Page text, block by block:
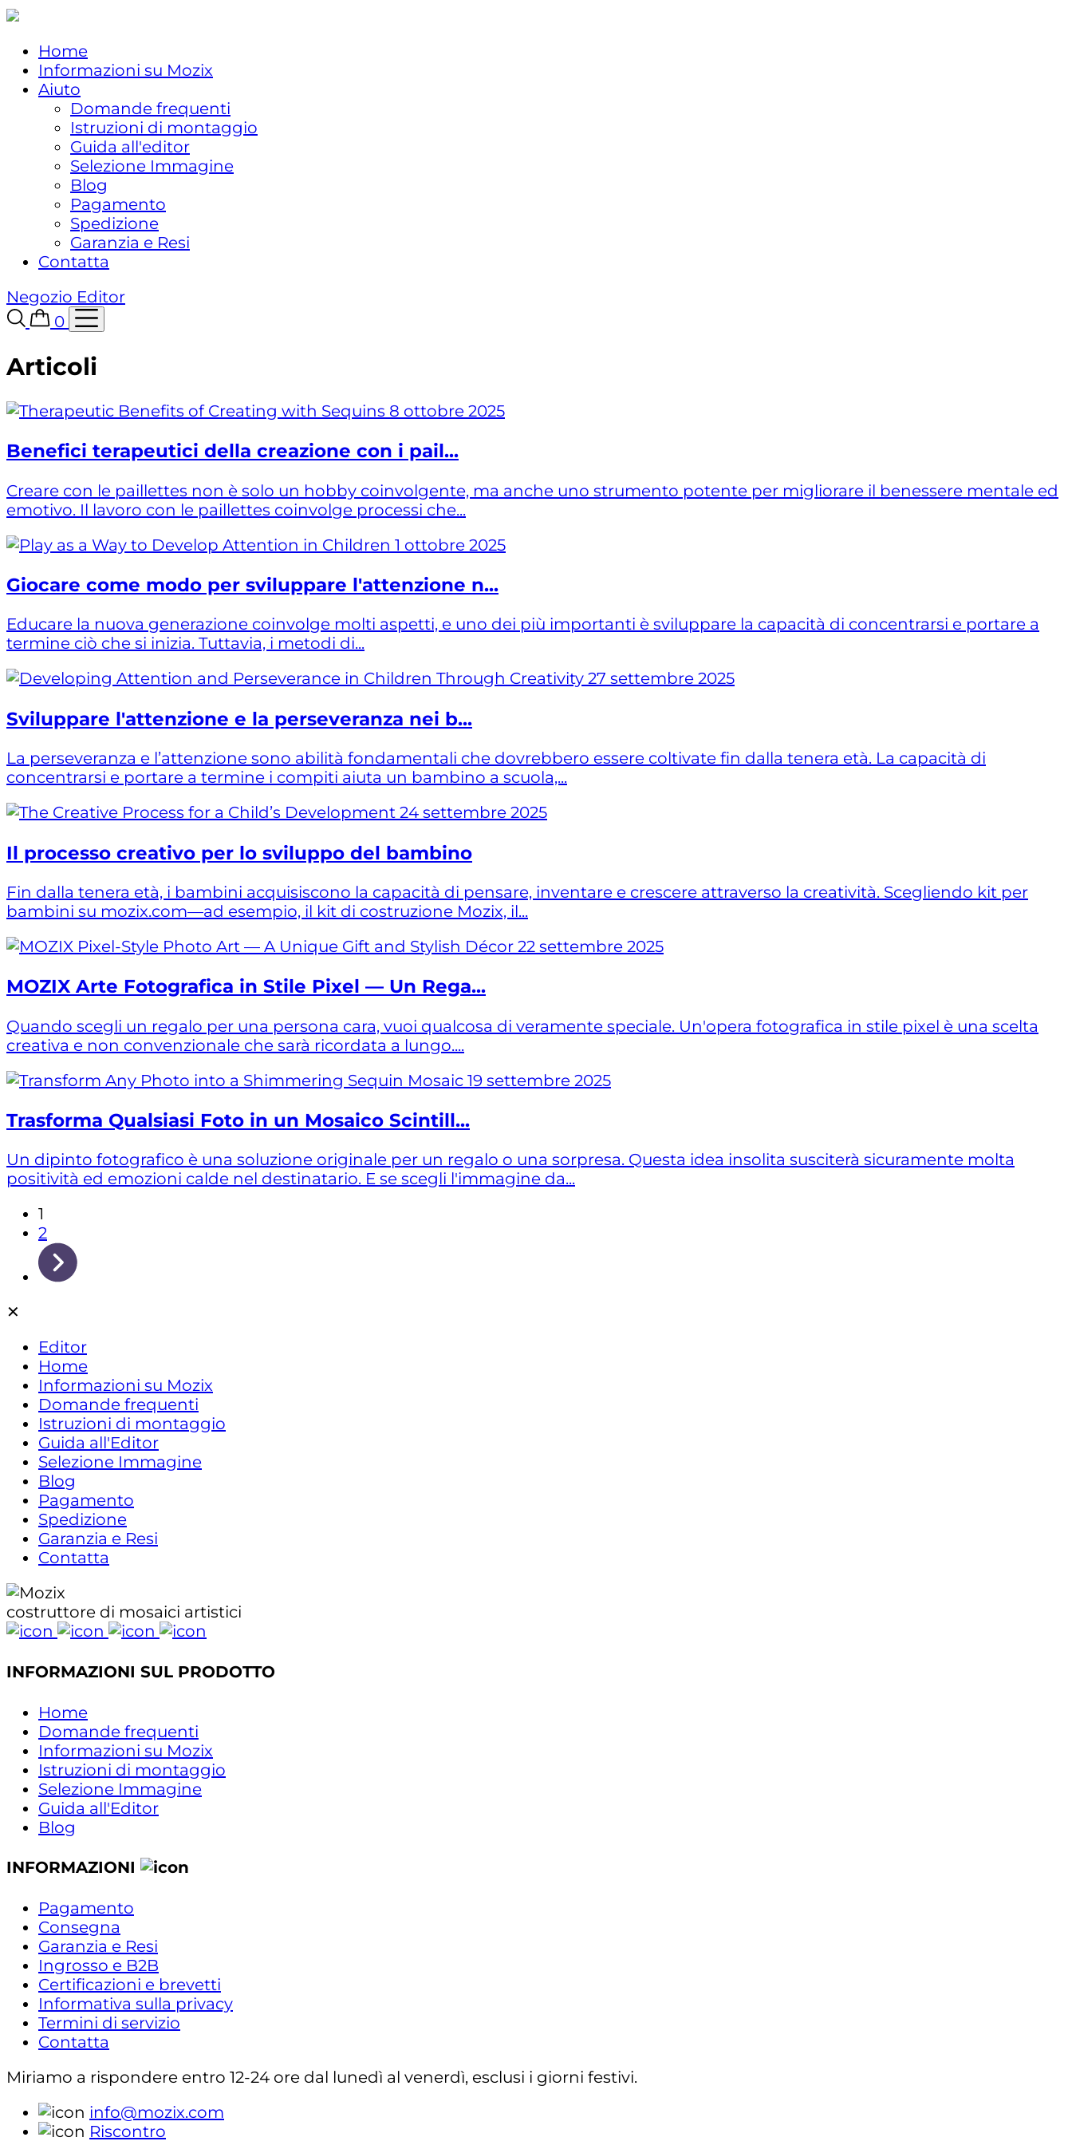
Home
Informazioni su Mozix
Aiuto
Domande frequenti
Istruzioni di montaggio
Guida all'editor
Selezione Immagine
Blog
Pagamento
Spedizione
Garanzia e Resi
Contatta
Negozio Editor
0
Articoli
8 ottobre 2025
Benefici terapeutici della creazione con i pail...
Creare con le paillettes non è solo un hobby coinvolgente, ma anche uno strumento potente per migliorare il benessere mentale ed
emotivo. Il lavoro con le paillettes coinvolge processi che...
1 ottobre 2025
Giocare come modo per sviluppare l'attenzione n...
Educare la nuova generazione coinvolge molti aspetti, e uno dei più importanti è sviluppare la capacità di concentrarsi e portare a
termine ciò che si inizia. Tuttavia, i metodi di...
27 settembre 2025
Sviluppare l'attenzione e la perseveranza nei b...
La perseveranza e l’attenzione sono abilità fondamentali che dovrebbero essere coltivate fin dalla tenera età. La capacità di
concentrarsi e portare a termine i compiti aiuta un bambino a scuola,...
24 settembre 2025
Il processo creativo per lo sviluppo del bambino
Fin dalla tenera età, i bambini acquisiscono la capacità di pensare, inventare e crescere attraverso la creatività. Scegliendo kit per
bambini su mozix.com—ad esempio, il kit di costruzione Mozix, il...
22 settembre 2025
MOZIX Arte Fotografica in Stile Pixel — Un Rega...
Quando scegli un regalo per una persona cara, vuoi qualcosa di veramente speciale. Un'opera fotografica in stile pixel è una scelta
creativa e non convenzionale che sarà ricordata a lungo....
19 settembre 2025
Trasforma Qualsiasi Foto in un Mosaico Scintill...
Un dipinto fotografico è una soluzione originale per un regalo o una sorpresa. Questa idea insolita susciterà sicuramente molta
positività ed emozioni calde nel destinatario. E se scegli l'immagine da...
1
2
✕
Editor
Home
Informazioni su Mozix
Domande frequenti
Istruzioni di montaggio
Guida all'Editor
Selezione Immagine
Blog
Pagamento
Spedizione
Garanzia e Resi
Contatta
costruttore di mosaici artistici
INFORMAZIONI SUL PRODOTTO
Home
Domande frequenti
Informazioni su Mozix
Istruzioni di montaggio
Selezione Immagine
Guida all'Editor
Blog
INFORMAZIONI
Pagamento
Consegna
Garanzia e Resi
Ingrosso e B2B
Certificazioni e brevetti
Informativa sulla privacy
Termini di servizio
Contatta
Miriamo a rispondere entro 12-24 ore dal lunedì al venerdì, esclusi i giorni festivi.
info@mozix.com
Riscontro